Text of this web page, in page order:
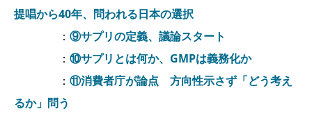
提唱から40年、問われる日本の選択
： ⑨サプリの定義、議論スタート
： ⑩サプリとは何か、GMPは義務化か
： ⑪消費者庁が論点 方向性示さず「どう考え
るか」問う